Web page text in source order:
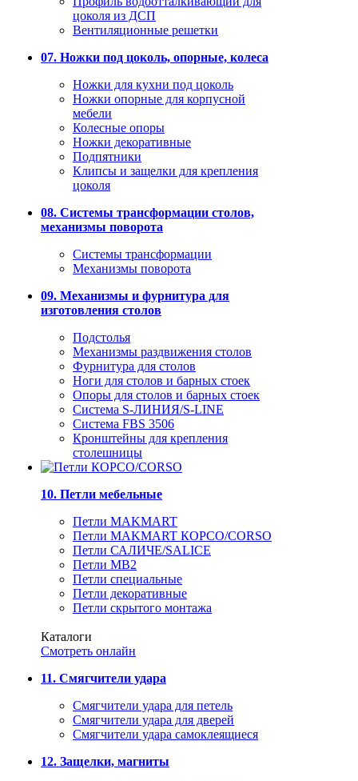
цоколя из ДСП
Вентиляционные решетки
07. Ножки под цоколь, опорные, колеса
Ножки для кухни под цоколь
Ножки опорные для корпусной
мебели
Колесные опоры
Ножки декоративные
Подпятники
Клипсы и защелки для крепления
цоколя
08. Системы трансформации столов,
механизмы поворота
Системы трансформации
Механизмы поворота
09. Механизмы и фурнитура для
изготовления столов
Подстолья
Механизмы раздвижения столов
Фурнитура для столов
Ноги для столов и барных стоек
Опоры для столов и барных стоек
Система S-ЛИНИЯ/S-LINE
Система FBS 3506
Кронштейны для крепления
столешницы
10. Петли мебельные
Петли MAKMART
Петли MAKMART КОРСО/CORSO
Петли САЛИЧЕ/SALICE
Петли MB2
Петли специальные
Петли декоративные
Петли скрытого монтажа
Каталоги
Смотреть онлайн
11. Смягчители удара
Смягчители удара для петель
Смягчители удара для дверей
Cмягчители удара самоклеящиеся
12. Защелки, магниты